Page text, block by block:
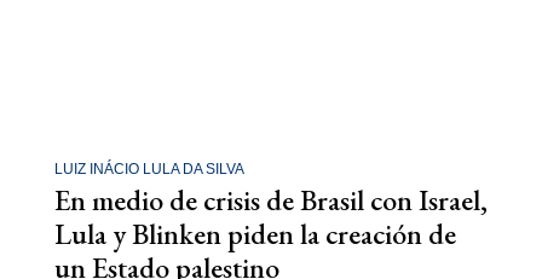
LUIZ INÁCIO LULA DA SILVA
En medio de crisis de Brasil con Israel,
Lula y Blinken piden la creación de
un Estado palestino